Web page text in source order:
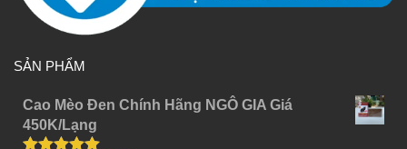
SẢN PHẨM
Cao Mèo Đen Chính Hãng NGÔ GIA Giá
450K/Lạng